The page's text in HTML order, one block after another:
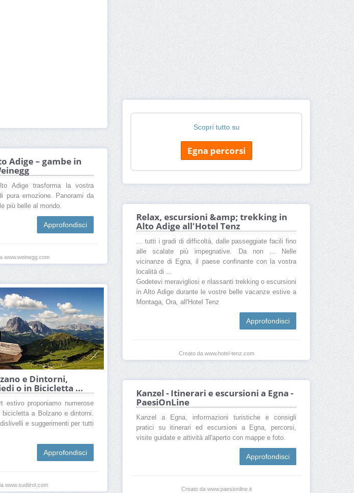
Scopri tutto su
Egna percorsi
Adige – gambe in
Adige trasforma la vostra
pura emozione. Panorami da
più belle al mondo.
Approfondisci
www.weinegg.com
Relax, escursioni &amp; trekking in
Alto Adige all'Hotel Tenz
... tutti i gradi di difficoltà, dalle passeggiate facili fino
alle scalate più impegnative. Da non ... Nelle
vicinanze di Egna, il paese confinante con la vostra
località di ...
Godetevi meravigliosi e rilassanti trekking o escursioni
in Alto Adige durante le vostre belle vacanze estive a
Montaga, Ora, all'Hotel Tenz
Approfondisci
Creato da www.hotel-tenz.com
e Dintorni,
o in Bicicletta ...
estivo proponiamo numerose
a Bolzano e dintorni.
e suggerimenti per tutti
Approfondisci
www.sudtirol.com
Kanzel - Itinerari e escursioni a Egna -
PaesiOnLine
Kanzel a Egna, informazioni turistiche e consigli
pratici su itinerari ed escursioni a Egna, percorsi,
visite guidate e attività all'aperto con mappe e foto.
Approfondisci
Creato da www.paesionline.it